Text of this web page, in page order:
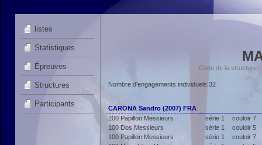
listes
Statistiques
Épreuves
Structures
Participants
Code de la structure
Nombre d'engagements individuels:32
CARONA Sandro (2007) FRA
200 Papillon Messieurs
série 1
couloir 7
100 Dos Messieurs
série 1
couloir 5
100 Papillon Messieurs
série 1
couloir 7